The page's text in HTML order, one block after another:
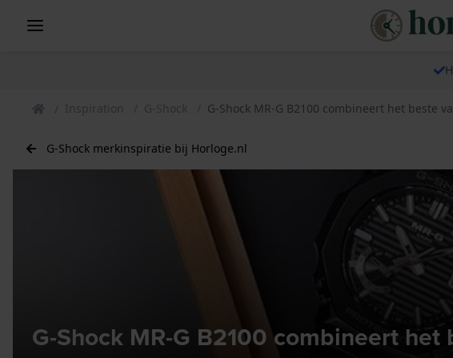
Inspiration G-Shock G-Shock MR-G B2100 combineert het beste
G-Shock merkinspiratie bij Horloge.nl
G-Shock MR-G B2100 combineert